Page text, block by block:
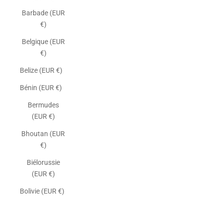
Barbade (EUR
€)
Belgique (EUR
€)
Belize (EUR €)
Bénin (EUR €)
Bermudes
(EUR €)
Bhoutan (EUR
€)
Biélorussie
(EUR €)
Bolivie (EUR €)